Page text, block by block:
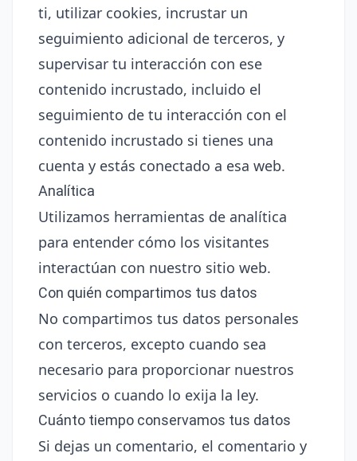
ti, utilizar cookies, incrustar un
seguimiento adicional de terceros, y
supervisar tu interacción con ese
contenido incrustado, incluido el
seguimiento de tu interacción con el
contenido incrustado si tienes una
cuenta y estás conectado a esa web.
Analítica
Utilizamos herramientas de analítica
para entender cómo los visitantes
interactúan con nuestro sitio web.
Con quién compartimos tus datos
No compartimos tus datos personales
con terceros, excepto cuando sea
necesario para proporcionar nuestros
servicios o cuando lo exija la ley.
Cuánto tiempo conservamos tus datos
Si dejas un comentario, el comentario y